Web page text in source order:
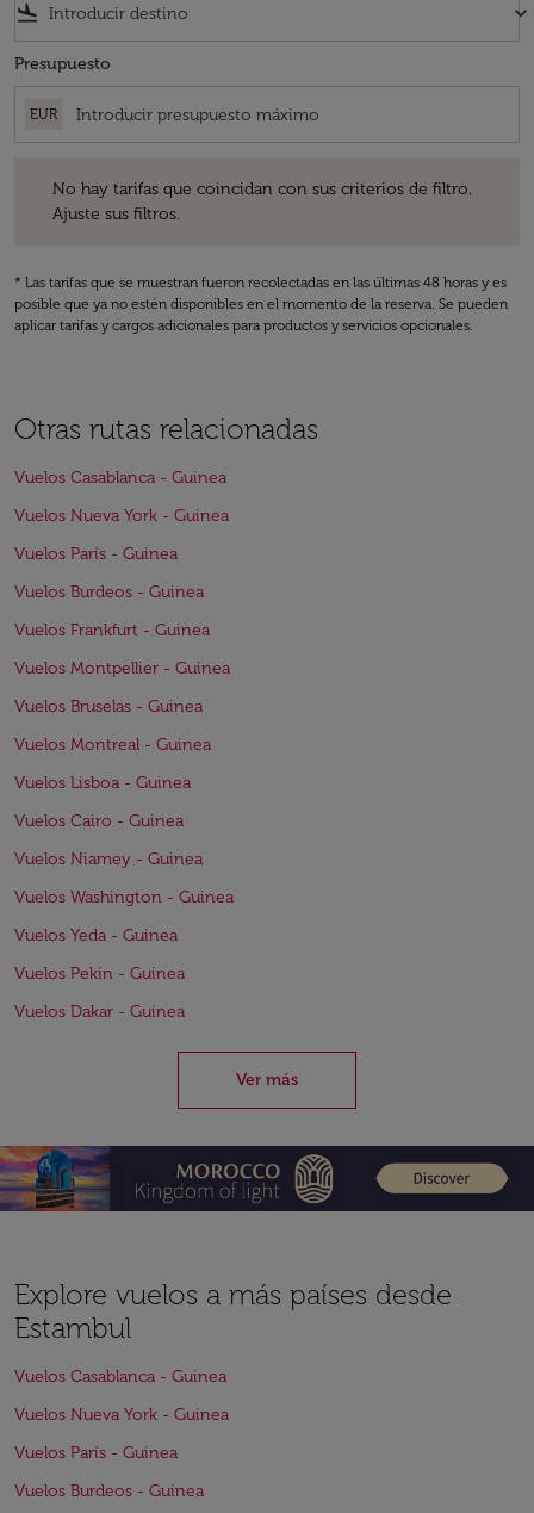
flight_land keyboard_arrow_down
Presupuesto
EUR
No hay tarifas que coincidan con sus criterios de filtro.
Ajuste sus filtros.
* Las tarifas que se muestran fueron recolectadas en las últimas 48 horas y es
posible que ya no estén disponibles en el momento de la reserva. Se pueden
aplicar tarifas y cargos adicionales para productos y servicios opcionales.
Otras rutas relacionadas
Vuelos Casablanca - Guinea
Vuelos Nueva York - Guinea
Vuelos París - Guinea
Vuelos Burdeos - Guinea
Vuelos Frankfurt - Guinea
Vuelos Montpellier - Guinea
Vuelos Bruselas - Guinea
Vuelos Montreal - Guinea
Vuelos Lisboa - Guinea
Vuelos Cairo - Guinea
Vuelos Niamey - Guinea
Vuelos Washington - Guinea
Vuelos Yeda - Guinea
Vuelos Pekín - Guinea
Vuelos Dakar - Guinea
Ver más
Explore vuelos a más países desde
Estambul
Vuelos Casablanca - Guinea
Vuelos Nueva York - Guinea
Vuelos París - Guinea
Vuelos Burdeos - Guinea